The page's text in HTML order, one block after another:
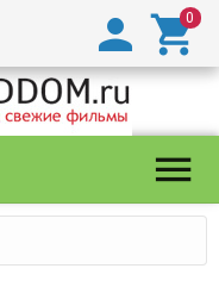


